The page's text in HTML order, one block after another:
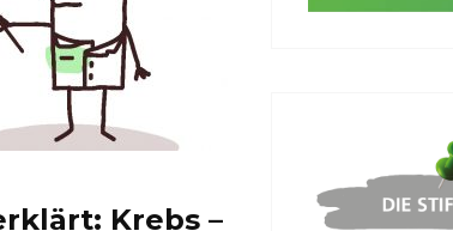
Krebs –